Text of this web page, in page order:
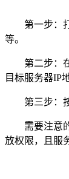
第一步：打
等。
第二步：在
目标服务器IP
第三步：按
需要注意的
放权限，且服